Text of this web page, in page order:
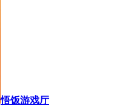
悟饭游戏厅